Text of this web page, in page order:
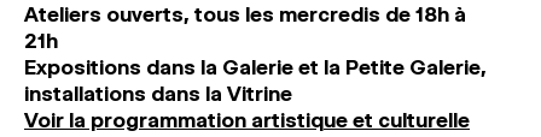
Ateliers ouverts, tous les mercredis de 18h à
21h
Expositions dans la Galerie et la Petite Galerie,
installations dans la Vitrine
Voir la programmation artistique et culturelle